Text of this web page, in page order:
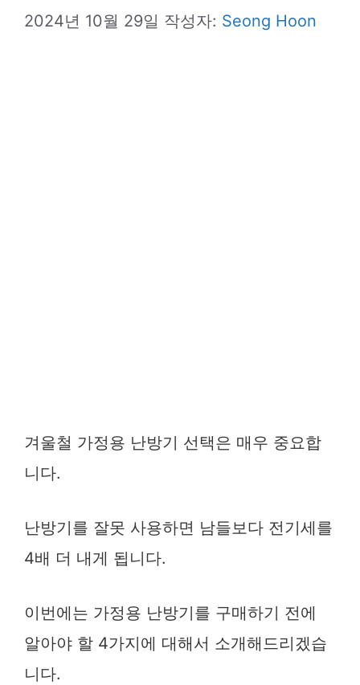
2024년 10월 29일 작성자: Seong Hoon
겨울철 가정용 난방기 선택은 매우 중요합
니다.
난방기를 잘못 사용하면 남들보다 전기세를
4배 더 내게 됩니다.
이번에는 가정용 난방기를 구매하기 전에
알아야 할 4가지에 대해서 소개해드리겠습
니다.